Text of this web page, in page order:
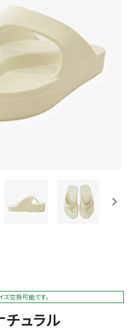
ズ交換可能です。
チュラル